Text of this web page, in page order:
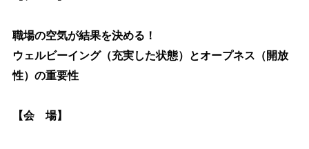
職場の空気が結果を決める！
ウェルビーイング（充実した状態）とオープネス（開放
性）の重要性
【会 場】